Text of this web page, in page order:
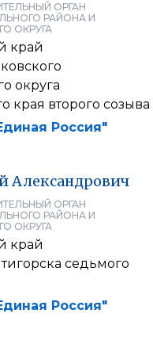
ОРГАН
РАЙОНА И
ОКРУГА
край
округа
края второго созыва
Россия"
Александрович
ОРГАН
РАЙОНА И
ОКРУГА
край
седьмого
Россия"